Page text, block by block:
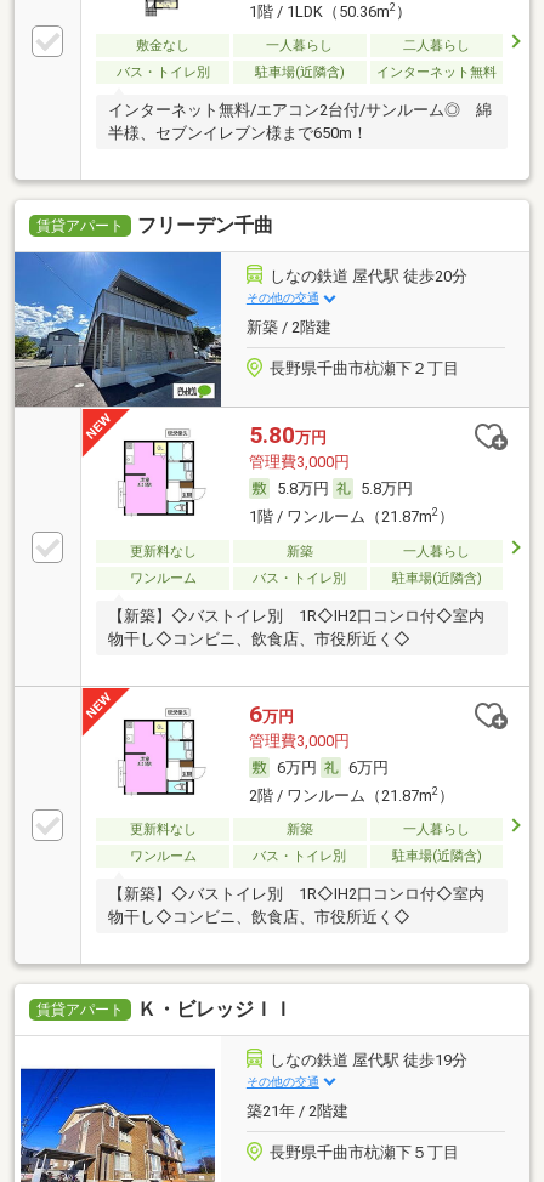
1階 / 1LDK（50.36m2）
敷金なし 一人暮らし
二人暮らし
バス・トイレ別
駐車場(近隣含) インターネット無料
インターネット無料/エアコン2台付/サンルーム◎ 綿
半様、セブンイレブン様まで650m！
賃貸アパート フリーデン千曲
しなの鉄道 屋代駅 徒歩20分
その他の交通
新築 / 2階建
長野県千曲市杭瀬下２丁目
5.80万円
管理費3,000円
5.8万円
5.8万円
1階 / ワンルーム（21.87m2）
更新料なし 新築
一人暮らし
ワンルーム
バス・トイレ別 駐車場(近隣含)
【新築】◇バストイレ別 1R◇IH2口コンロ付◇室内
物干し◇コンビニ、飲食店、市役所近く◇
6万円
管理費3,000円
6万円
6万円
2階 / ワンルーム（21.87m2）
更新料なし 新築
一人暮らし
ワンルーム
バス・トイレ別 駐車場(近隣含)
【新築】◇バストイレ別 1R◇IH2口コンロ付◇室内
物干し◇コンビニ、飲食店、市役所近く◇
賃貸アパート Ｋ・ビレッジＩＩ
しなの鉄道 屋代駅 徒歩19分
その他の交通
築21年 / 2階建
長野県千曲市杭瀬下５丁目